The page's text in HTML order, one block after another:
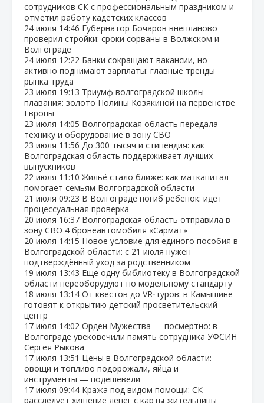
сотрудников СК с профессиональным праздником и
отметил работу кадетских классов
24 июля 14:46 Губернатор Бочаров внепланово
проверил стройки: сроки сорваны в Волжском и
Волгограде
24 июля 12:22 Банки сокращают вакансии, но
активно поднимают зарплаты: главные тренды
рынка труда
23 июля 19:13 Триумф волгоградской школы
плавания: золото Полины Козякиной на первенстве
Европы
23 июля 14:05 Волгоградская область передала
технику и оборудование в зону СВО
23 июля 11:56 До 300 тысяч и стипендия: как
Волгоградская область поддерживает лучших
выпускников
22 июля 11:10 Жильё стало ближе: как маткапитал
помогает семьям Волгоградской области
21 июля 09:23 В Волгограде погиб ребёнок: идёт
процессуальная проверка
20 июля 16:37 Волгоградская область отправила в
зону СВО 4 бронеавтомобиля «Сармат»
20 июля 14:15 Новое условие для единого пособия в
Волгоградской области: с 21 июля нужен
подтверждённый уход за родственником
19 июля 13:43 Ещё одну библиотеку в Волгоградской
области переоборудуют по модельному стандарту
18 июля 13:14 От квестов до VR‑туров: в Камышине
готовят к открытию детский просветительский
центр
17 июля 14:02 Орден Мужества — посмертно: в
Волгограде увековечили память сотрудника УФСИН
Сергея Рыкова
17 июля 13:51 Цены в Волгоградской области:
овощи и топливо подорожали, яйца и
инструменты — подешевели
17 июля 09:44 Кража под видом помощи: СК
расследует хищение денег с карты жительницы